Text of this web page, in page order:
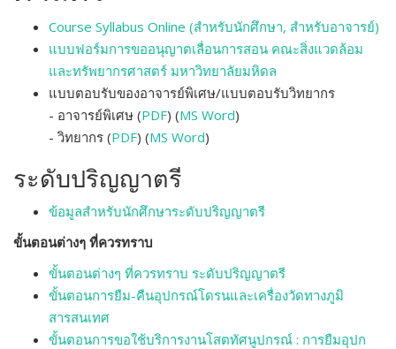
Course Syllabus Online (สำหรับนักศึกษา, สำหรับอาจารย์)
แบบฟอร์มการขออนุญาตเลื่อนการสอน คณะสิ่งแวดล้อม
และทรัพยากรศาสตร์ มหาวิทยาลัยมหิดล
แบบตอบรับของอาจารย์พิเศษ/แบบตอบรับวิทยากร
- อาจารย์พิเศษ (PDF) (MS Word)
- วิทยากร (PDF) (MS Word)
ระดับปริญญาตรี
ข้อมูลสำหรับนักศึกษาระดับปริญญาตรี
ขั้นตอนต่างๆ ที่ควรทราบ
ขั้นตอนต่างๆ ที่ควรทราบ ระดับปริญญาตรี
ขั้นตอนการยืม-คืนอุปกรณ์โดรนและเครื่องวัดทางภูมิ
สารสนเทศ
ขั้นตอนการขอใช้บริการงานโสตทัศนูปกรณ์ : การยืมอุปก